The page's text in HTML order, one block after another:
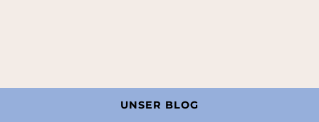
UNSER BLOG